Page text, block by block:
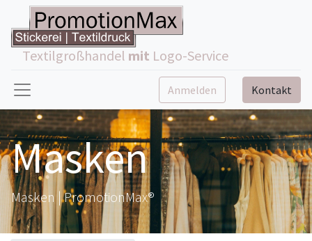
Textilgroßhandel mit Logo-Service
Anmelden Kontakt
Masken
Masken | PromotionMax®